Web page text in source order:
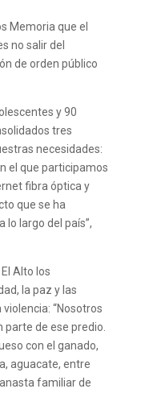
Memoria que el
no salir del
de orden público
y 90
tres
necesidades:
el que participamos
fibra óptica y
que se ha
largo del país”,
Alto los
la paz y las
“Nosotros
de ese predio.
con el ganado,
aguacate, entre
familiar de